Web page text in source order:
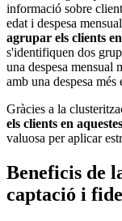
informació sobre
edat i despesa
agrupar els clients
s'identifiquen dos
una despesa mensual
amb una despesa més
Gràcies a la
els clients en
valuosa per aplicar
Beneficis de
captació i